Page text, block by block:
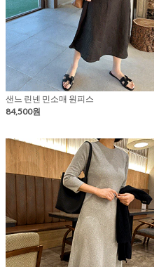
샌느 린넨 민소매 원피스
84,500원